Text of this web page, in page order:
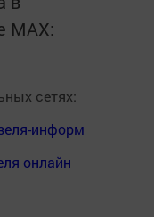
MАХ:
сетях:
информ
онлайн